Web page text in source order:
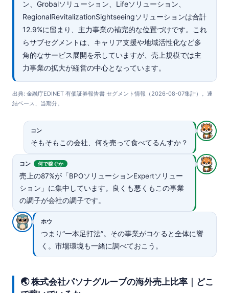
ン、Grobalソリューション、Lifeソリューション、
RegionalRevitalizationSightseeingソリューションは合計
12.9%に留まり、主力事業の補完的な位置づけです。これ
らサブセグメントは、キャリア支援や地域活性化など多
角的なサービス展開を示していますが、売上規模では主
力事業の拡大が経営の中心となっています。
出典: 金融庁EDINET 有価証券報告書 セグメント情報（2026-08-07集計）。連
結ベース、当期分。
コン
そもそもこの会社、何を売って食べてるんすか？
コン 何で稼ぐか
売上の87%が「BPOソリューションExpertソリュー
ション」に集中しています。良くも悪くもこの事業
の調子が会社の調子です。
ホウ
つまり“一本足打法”。その事業がコケると全体に響
く。市場環境も一緒に調べておこう。
🌏 株式会社パソナグループの海外売上比率｜どこ